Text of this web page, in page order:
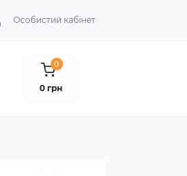
Особистий кабінет
0
0 грн